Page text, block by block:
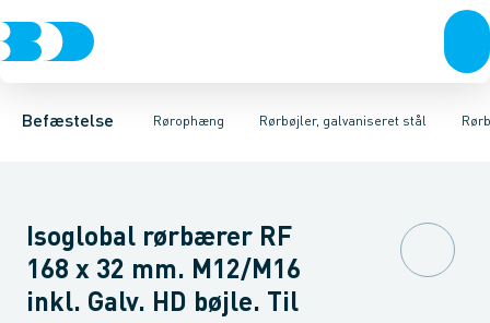
Befæstelse Rørophæng
Bolte & sætskruerMøtrikker SkiverSkruerSøm & dykkere
Rørbøjler, galvaniseret stål
Elforzinket- & varmgalvaniseret ophængRustfrit- & syrefast
Rørbøjler 2S M8/M10 2 skruer Rørbøjler 2S M8/M10 U/Isol.
Isoglobal rørbærer RF
168 x 32 mm. M12/M16
inkl. Galv. HD bøjle. Til